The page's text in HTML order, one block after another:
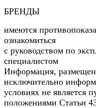
БРЕНДЫ
имеются
ознакомиться
с руководством по
специалистом
Информация,
исключительно
условиях не является
положениями Статьи